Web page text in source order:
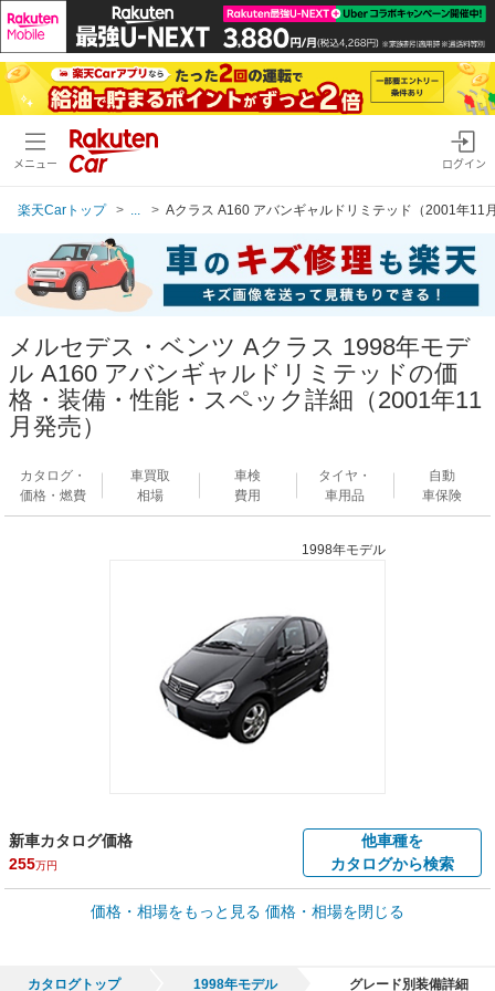
メニュー ログイン
楽天Carトップ Aクラス A160 アバンギャルドリミテッド（2001年11
メルセデス・ベンツ Aクラス 1998年モデ
ル A160 アバンギャルドリミテッドの価
格・装備・性能・スペック詳細（2001年11
月発売）
カタログ・
価格・燃費
車買取
相場
車検
費用
タイヤ・
車用品
自動
車保険
1998年モデル
新車カタログ価格
255万円
他車種を
カタログから検索
車買取価格 *
車買取相場
価格・相場をもっと見る 価格・相場を閉じる
カタログトップ 1998年モデル グレード別装備詳細